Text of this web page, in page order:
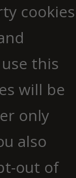
cookies
this
will be
only
also
out of